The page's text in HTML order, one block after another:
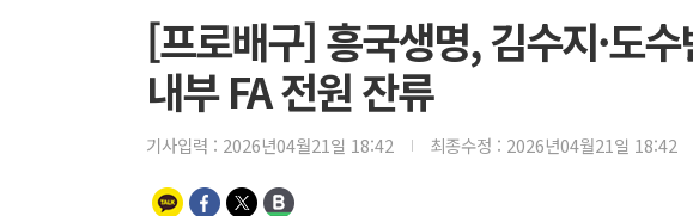
[프로배구] 흥국생명, 김수지·도
내부 FA 전원 잔류
기사입력 : 2026년04월21일 18:42 최종수정 : 2026년04월21일 18:42